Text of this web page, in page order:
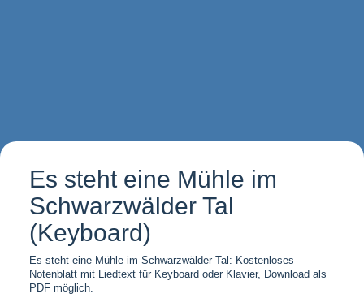
Es steht eine Mühle im
Schwarzwälder Tal
(Keyboard)
Es steht eine Mühle im Schwarzwälder Tal: Kostenloses
Notenblatt mit Liedtext für Keyboard oder Klavier, Download als
PDF möglich.